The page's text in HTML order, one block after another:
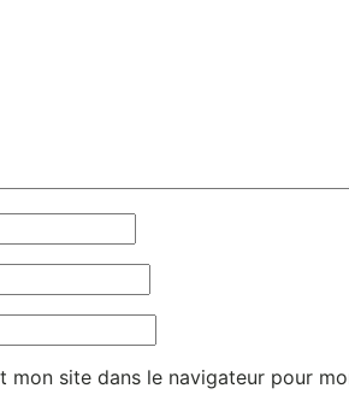
mon site dans le navigateur pour